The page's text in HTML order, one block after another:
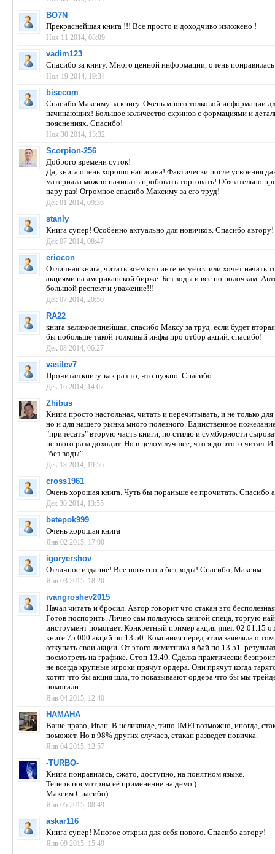
BO7N
Прекраснейшая книга !!! Все просто и доходчиво изложено !
Ноя 11 2014, 08:09
vadim123
Спасибо за книгу. Много ценной информации, очень
Ноя 19 2014, 19:34
bisecom
Спасибо Максиму за книгу. Очень много толковой информации
начинающих! Большое количество скринов с формациями и
пояснениях. Спасибо!
Ноя 30 2014, 13:32
Scorpion-256
Доброго времени суток!
Да, книга очень хорошо написана! Фактически после усвоения
материала можно начинать пробовать торговать! Обязательно
пару раз! Огромное спасибо Максиму за его труд!
Дек 01 2014, 09:36
stanly
Книга супер! Особенно актуально для новичков. Спасибо автору!
Дек 07 2014, 08:47
eriocon
Отличная книга, читать всем кто интересуется или хочет начать
акциями на американской бирже. Без воды и все по полочкам.
большой респект и уважение!!!
Дек 07 2014, 20:50
RA22
книга великолепнейшая, спасибо Максу за труд. если будет
бы побольше такой толковый инфы про отбор акций. спасибо!
Дек 08 2014, 06:27
vasilev7
Прочитал книгу-как раз то, что нужно. Спасибо.
Дек 16 2014, 14:07
Zhibus
Книга просто настольная, читать и перечитывать, и не только
но и для нашего рынка много полезного. Единственное
"причесать" вторую часть книги, по стилю и сумбурности
первого раза доходит. Но в целом лучшее, что я до этого читал. И
"без воды"
Дек 18 2014, 19:56
cross1961
Очень хорошая книга. Чуть бы пораньше ее прочитать. Спасибо
Дек 30 2014, 13:55
betepok999
Очень хорошая книга
Янв 02 2015, 17:00
igoryershov
Отличное издание! Все понятно и без воды! Спасибо, Максим.
Янв 03 2015, 18:20
ivangroshev2015
Начал читать и бросил. Автор говорит что стакан это
Готов поспорить. Лично сам пользуюсь книгой спеца, торгую
инструмент помогает. Конкретный пример акция jmei. 02.01.15
книге 75 000 акций по 13.50. Компания перед этим заявляла о том
откупать свои акции. От этого лимитника я бай по 13.51.
посмотреть на графике. Стоп 13.49. Сделка практически
не всегда крупные игроки прячут ордера. Они прячут когда
хотят что бы акция шла, то показываают ордера что бы мы
помогали.
Янв 04 2015, 12:40
HAMAHA
Ваше право, Иван. В неликвиде, типо JMEI возможно, иногда,
поможет. Но в 98% других случаев, стакан разведет новичка.
Янв 04 2015, 12:57
-TURBO-
Книга понравилась, сжато, доступно, на понятном языке.
Теперь посмотрим её применение на демо )
Максим Спасибо)
Янв 05 2015, 08:49
askar116
Книга супер! Многое открыл для себя нового. Спасибо автору!
Янв 09 2015, 15:49